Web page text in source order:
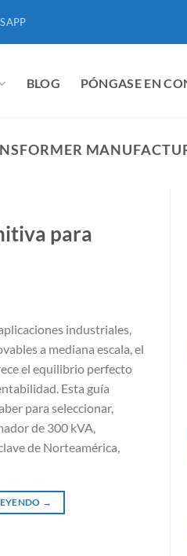
BLOG PÓNGASE EN
para
industriales,
a mediana escala, el
el equilibrio perfecto
Esta guía
para seleccionar,
de 300 kVA,
de Norteamérica,
→